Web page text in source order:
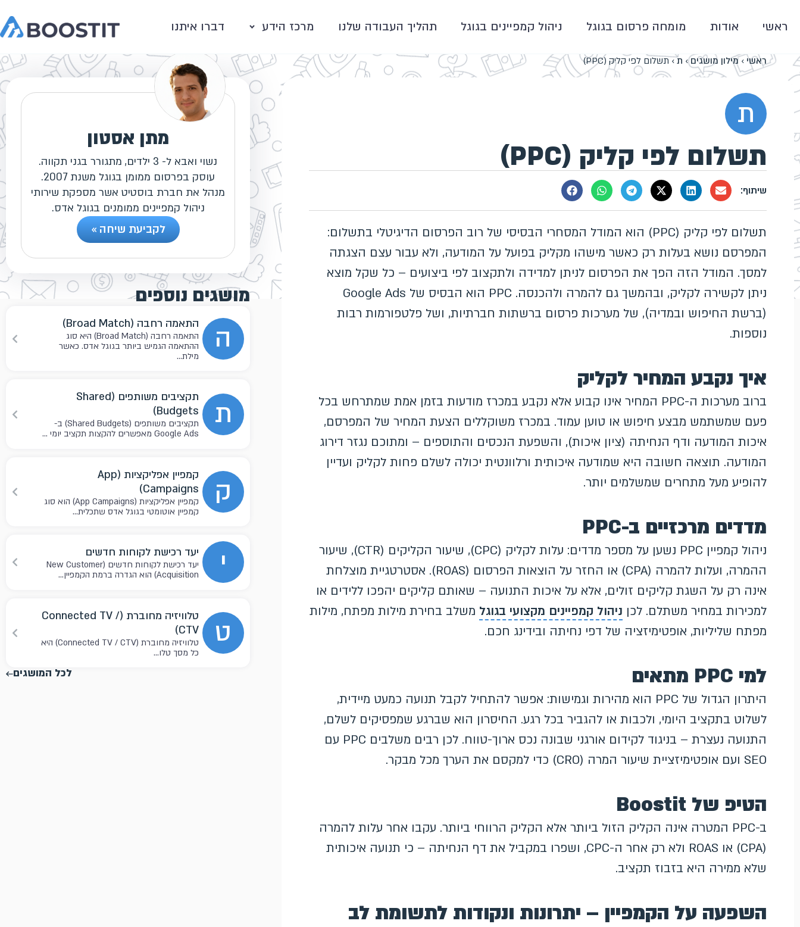
ראשי אודות מומחה פרסום בגוגל ניהול קמפיינים בגוגל תהליך העבודה שלנו מרכז הידע דברו איתנו
ראשי ›מילון מושגים› ת›תשלום לפי קליק (PPC)
ת
תשלום לפי קליק (PPC)
תשלום לפי קליק (PPC) הוא המודל המסחרי הבסיסי של רוב הפרסום הדיגיטלי בתשלום:
המפרסם נושא בעלות רק כאשר מישהו מקליק בפועל על המודעה, ולא עבור עצם הצגתה
למסך. המודל הזה הפך את הפרסום לניתן למדידה ולתקצוב לפי ביצועים – כל שקל מוצא
ניתן לקשירה לקליק, ובהמשך גם להמרה ולהכנסה. PPC הוא הבסיס של Google Ads
(ברשת החיפוש ובמדיה), של מערכות פרסום ברשתות חברתיות, ושל פלטפורמות רבות
נוספות.
איך נקבע המחיר לקליק
ברוב מערכות ה-PPC המחיר אינו קבוע אלא נקבע במכרז מודעות בזמן אמת שמתרחש בכל
פעם שמשתמש מבצע חיפוש או טוען עמוד. במכרז משוקללים הצעת המחיר של המפרסם,
איכות המודעה ודף הנחיתה (ציון איכות), והשפעת הנכסים והתוספים – ומתוכם נגזר דירוג
המודעה. תוצאה חשובה היא שמודעה איכותית ורלוונטית יכולה לשלם פחות לקליק ועדיין
להופיע מעל מתחרים שמשלמים יותר.
מדדים מרכזיים ב-PPC
ניהול קמפיין PPC נשען על מספר מדדים: עלות לקליק (CPC), שיעור הקליקים (CTR), שיעור
ההמרה, ועלות להמרה (CPA) או החזר על הוצאות הפרסום (ROAS). אסטרטגיית מוצלחת
אינה רק על השגת קליקים זולים, אלא על איכות התנועה – שאותם קליקים יהפכו ללידים או
למכירות במחיר משתלם. לכן ניהול קמפיינים מקצועי בגוגל משלב בחירת מילות מפתח, מילות
מפתח שליליות, אופטימיזציה של דפי נחיתה ובידינג חכם.
למי PPC מתאים
היתרון הגדול של PPC הוא מהירות וגמישות: אפשר להתחיל לקבל תנועה כמעט מיידית,
לשלוט בתקציב היומי, ולכבות או להגביר בכל רגע. החיסרון הוא שברגע שמפסיקים לשלם,
התנועה נעצרת – בניגוד לקידום אורגני שבונה נכס ארוך-טווח. לכן רבים משלבים PPC עם
SEO ועם אופטימיזציית שיעור המרה (CRO) כדי למקסם את הערך מכל מבקר.
הטיפ של Boostit
ב-PPC המטרה אינה הקליק הזול ביותר אלא הקליק הרווחי ביותר. עקבו אחר עלות להמרה
(CPA) או ROAS ולא רק אחר ה-CPC, ושפרו במקביל את דף הנחיתה – כי תנועה איכותית
שלא ממירה היא בזבוז תקציב.
השפעה על הקמפיין – יתרונות ונקודות לתשומת לב
מתן אסטון
נשוי ואבא ל- 3 ילדים, מתגורר בגני תקווה.
עוסק בפרסום ממומן בגוגל משנת 2007.
מנהל את חברת בוסטיט אשר מספקת שירותי
ניהול קמפיינים ממומנים בגוגל אדס.
לקביעת שיחה »
מושגים נוספים
ה התאמה רחבה (Broad Match)
התאמה רחבה (Broad Match) היא סוג
ההתאמה הגמיש ביותר בגוגל אדס. כאשר
מילת...
ת
תקציבים משותפים (Shared
Budgets)
תקציבים משותפים (Shared Budgets) ב-
Google Ads מאפשרים להקצות תקציב יומי ...
ק
קמפיין אפליקציות (App
Campaigns)
קמפיין אפליקציות (App Campaigns) הוא סוג
קמפיין אוטומטי בגוגל אדס שתכלית...
י יעד רכישת לקוחות חדשים
יעד רכישת לקוחות חדשים (New Customer
Acquisition) הוא הגדרה ברמת הקמפיין...
ט
טלוויזיה מחוברת (Connected TV /
CTV)
טלוויזיה מחוברת (Connected TV / CTV) היא
כל מסך טלו...
לכל המושגים